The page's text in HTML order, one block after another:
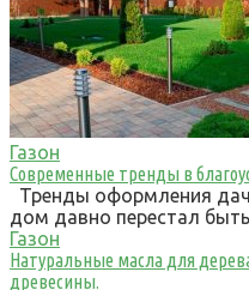
Газон
Современные тренды в
Тренды оформления
дом давно перестал
Газон
Натуральные масла для
древесины.